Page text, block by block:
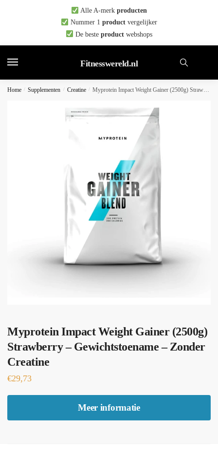
Alle A-merk producten
Nummer 1 productvergelijker
De beste productwebshops
Fitnesswereld.nl
Home / Supplementen / Creatine / Myprotein Impact Weight Gainer (2500g) Strawberry – Gewichtstoename – Zonder Creatine
Myprotein Impact Weight Gainer (2500g)
Strawberry – Gewichtstoename – Zonder
Creatine
€29,73
Meer informatie